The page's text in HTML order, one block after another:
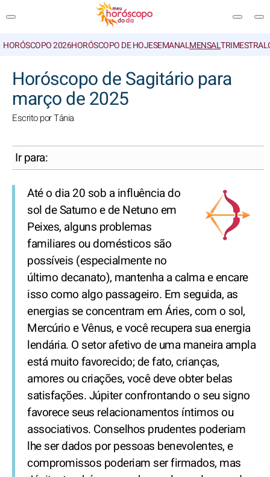
HORÓSCOPO 2026HORÓSCOPO DE HOJESEMANALMENSALTRIMESTRAL
Horóscopo de Sagitário para
março de 2025
Escrito por Tânia
Ir para:
Até o dia 20 sob a influência do
sol de Saturno e de Netuno em
Peixes, alguns problemas
familiares ou domésticos são
possíveis (especialmente no
último decanato), mantenha a calma e encare
isso como algo passageiro. Em seguida, as
energias se concentram em Áries, com o sol,
Mercúrio e Vênus, e você recupera sua energia
lendária. O setor afetivo de uma maneira ampla
está muito favorecido; de fato, crianças,
amores ou criações, você deve obter belas
satisfações. Júpiter confrontando o seu signo
favorece seus relacionamentos íntimos ou
associativos. Conselhos prudentes poderiam
lhe ser dados por pessoas benevolentes, e
compromissos poderiam ser firmados, mas